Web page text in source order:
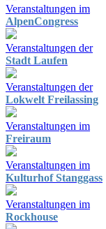
Veranstaltungen im
AlpenCongress
Veranstaltungen der
Stadt Laufen
Veranstaltungen der
Lokwelt Freilassing
Veranstaltungen im
Freiraum
Veranstaltungen im
Kulturhof Stanggass
Veranstaltungen im
Rockhouse